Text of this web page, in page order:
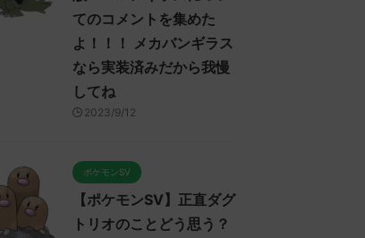
てのコメントを集めた
よ！！！ メカバンギラス
なら実装済みだから我慢
してね
2023/9/12
ポケモンSV
【ポケモンSV】正直ダグ
トリオのことどう思う？